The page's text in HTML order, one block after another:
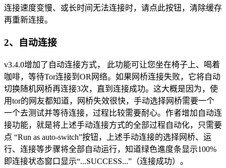
连接速度变慢、或长时间无法连接时，请点此按钮，清除缓存
再重新连接。
2、自动连接
v3.4.0增加了自动连接方式， 此功能可让您坐在椅子上、喝着
咖啡，等待Tor连接到OR网络。如果网桥连接失败，它将自动
切换随机网桥再连接3次，直到连接成功。这大概是因为，使
用tor的网友都知道，网桥失效很快，手动选择网桥需要一个
一个去测试并等待连接，过程比较需要耐心。作者增加自动连
接功能，就是将上述手动连接方式的全部过程自动化，只需要
点 “Run as auto-switch”按钮，上述手动连接的选择网桥、运
行、连接等步骤将全部自动运行，知道绿色進度条显示100%
即连接状态窗口显示“...SUCCESS...”（连接成功）。